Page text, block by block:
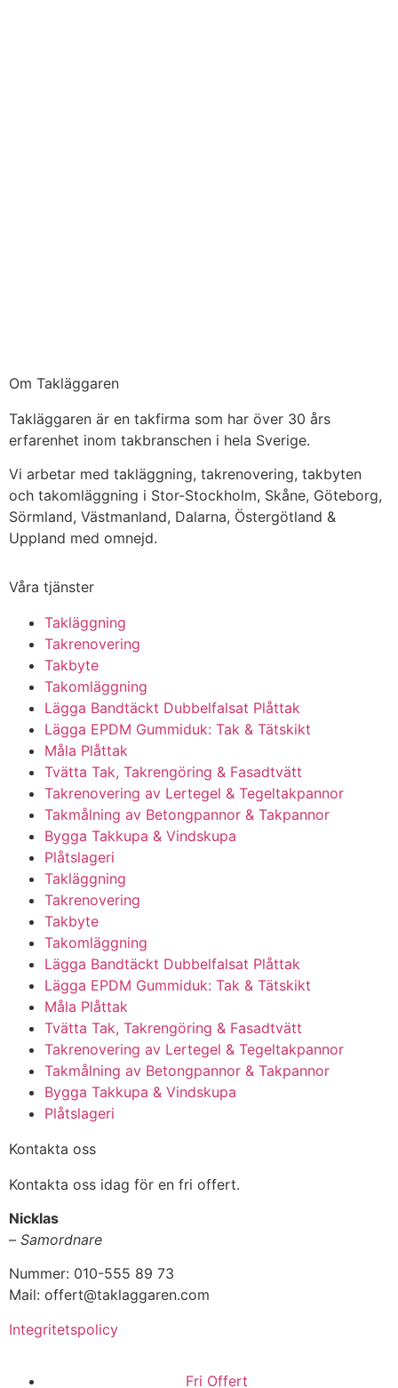
Om Takläggaren
Takläggaren är en takfirma som har över 30 års
erfarenhet inom takbranschen i hela Sverige.
Vi arbetar med takläggning, takrenovering, takbyten
och takomläggning i Stor-Stockholm, Skåne, Göteborg,
Sörmland, Västmanland, Dalarna, Östergötland &
Uppland med omnejd.
Våra tjänster
Takläggning
Takrenovering
Takbyte
Takomläggning
Lägga Bandtäckt Dubbelfalsat Plåttak
Lägga EPDM Gummiduk: Tak & Tätskikt
Måla Plåttak
Tvätta Tak, Takrengöring & Fasadtvätt
Takrenovering av Lertegel & Tegeltakpannor
Takmålning av Betongpannor & Takpannor
Bygga Takkupa & Vindskupa
Plåtslageri
Takläggning
Takrenovering
Takbyte
Takomläggning
Lägga Bandtäckt Dubbelfalsat Plåttak
Lägga EPDM Gummiduk: Tak & Tätskikt
Måla Plåttak
Tvätta Tak, Takrengöring & Fasadtvätt
Takrenovering av Lertegel & Tegeltakpannor
Takmålning av Betongpannor & Takpannor
Bygga Takkupa & Vindskupa
Plåtslageri
Kontakta oss
Kontakta oss idag för en fri offert.
Nicklas
– Samordnare
Nummer: 010-555 89 73
Mail: offert@taklaggaren.com
Integritetspolicy
Fri Offert